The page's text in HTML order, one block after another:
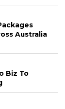
Australia
Biz To